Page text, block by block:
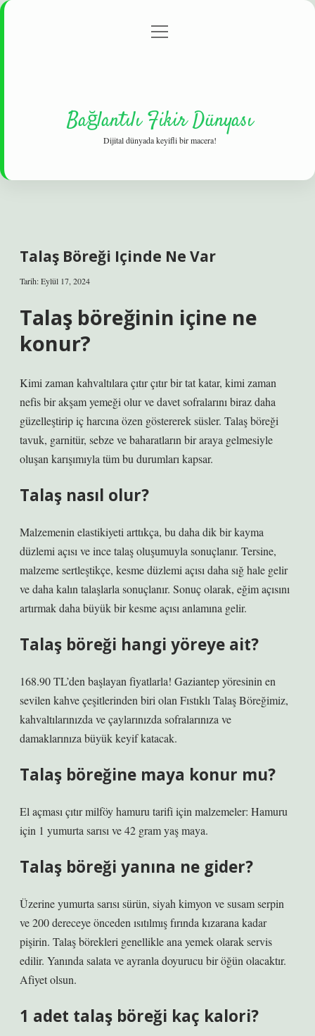
Gizlilik Politikası
menüyü
Bağlantılı Fikir Dünyası
Dijital dünyada keyifli bir macera!
Talaş Böreği Içinde Ne Var
Tarih: Eylül 17, 2024
Talaş böreğinin içine ne
konur?
Kimi zaman kahvaltılara çıtır çıtır bir tat katar, kimi zaman
nefis bir akşam yemeği olur ve davet sofralarını biraz daha
güzelleştirip iç harcına özen göstererek süsler. Talaş böreği
tavuk, garnitür, sebze ve baharatların bir araya gelmesiyle
oluşan karışımıyla tüm bu durumları kapsar.
Talaş nasıl olur?
Malzemenin elastikiyeti arttıkça, bu daha dik bir kayma
düzlemi açısı ve ince talaş oluşumuyla sonuçlanır. Tersine,
malzeme sertleştikçe, kesme düzlemi açısı daha sığ hale gelir
ve daha kalın talaşlarla sonuçlanır. Sonuç olarak, eğim açısını
artırmak daha büyük bir kesme açısı anlamına gelir.
Talaş böreği hangi yöreye ait?
168.90 TL’den başlayan fiyatlarla! Gaziantep yöresinin en
sevilen kahve çeşitlerinden biri olan Fıstıklı Talaş Böreğimiz,
kahvaltılarınızda ve çaylarınızda sofralarınıza ve
damaklarınıza büyük keyif katacak.
Talaş böreğine maya konur mu?
El açması çıtır milföy hamuru tarifi için malzemeler: Hamuru
için 1 yumurta sarısı ve 42 gram yaş maya.
Talaş böreği yanına ne gider?
Üzerine yumurta sarısı sürün, siyah kimyon ve susam serpin
ve 200 dereceye önceden ısıtılmış fırında kızarana kadar
pişirin. Talaş börekleri genellikle ana yemek olarak servis
edilir. Yanında salata ve ayranla doyurucu bir öğün olacaktır.
Afiyet olsun.
1 adet talaş böreği kaç kalori?